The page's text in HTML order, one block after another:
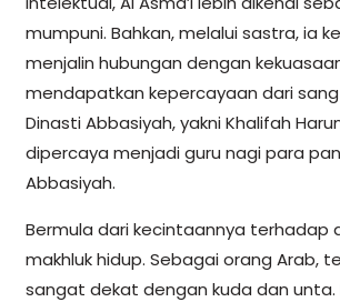
mumpuni. Bahkan, melalui sastra, ia
menjalin hubungan dengan
mendapatkan kepercayaan dari
Dinasti Abbasiyah, yakni Khalifah
dipercaya menjadi guru nagi para
Abbasiyah.
Bermula dari kecintaannya terhadap
makhluk hidup. Sebagai orang Arab,
sangat dekat dengan kuda dan unta.